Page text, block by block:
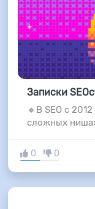
Записки
🔸В SEO с
сложных
0 0